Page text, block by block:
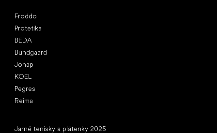
Froddo
Protetika
BEDA
Bundgaard
Jonap
KOEL
Pegres
Reima
Jarné tenisky a plátenky 2025